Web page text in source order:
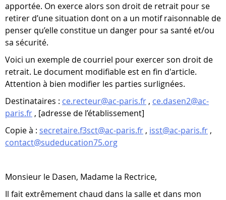
apportée. On exerce alors son droit de retrait pour se
retirer d’une situation dont on a un motif raisonnable de
penser qu’elle constitue un danger pour sa santé et/ou
sa sécurité.
Voici un exemple de courriel pour exercer son droit de
retrait. Le document modifiable est en fin d'article.
Attention à bien modifier les parties surlignées.
Destinataires : ce.recteur@ac-paris.fr , ce.dasen2@ac-
paris.fr , [adresse de l’établissement]
Copie à : secretaire.f3sct@ac-paris.fr , isst@ac-paris.fr ,
contact@sudeducation75.org
Monsieur le Dasen, Madame la Rectrice,
Il fait extrêmement chaud dans la salle et dans mon